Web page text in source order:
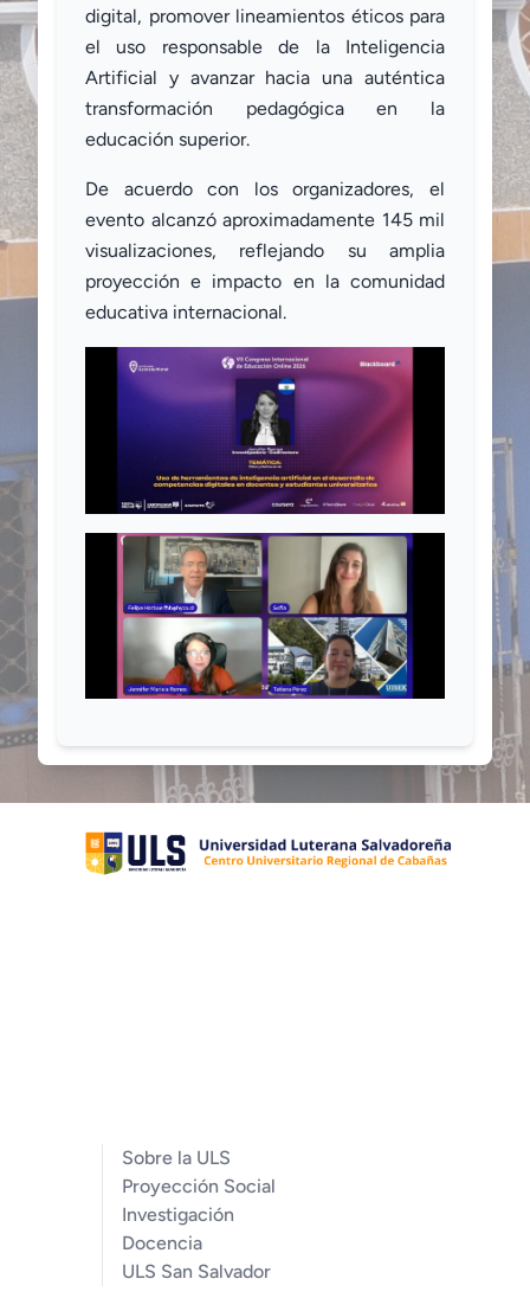
digital, promover lineamientos éticos para
el uso responsable de la Inteligencia
Artificial y avanzar hacia una auténtica
transformación pedagógica en la
educación superior.
De acuerdo con los organizadores, el
evento alcanzó aproximadamente 145 mil
visualizaciones, reflejando su amplia
proyección e impacto en la comunidad
educativa internacional.
Sobre la ULS
Proyección Social
Investigación
Docencia
ULS San Salvador